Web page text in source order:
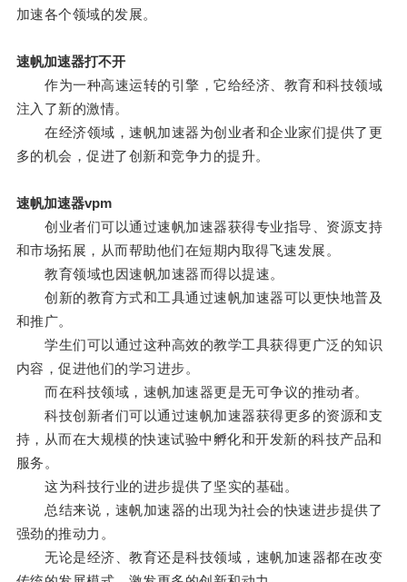
加速各个领域的发展。
速帆加速器打不开
作为一种高速运转的引擎，它给经济、教育和科技领域
注入了新的激情。
在经济领域，速帆加速器为创业者和企业家们提供了更
多的机会，促进了创新和竞争力的提升。
速帆加速器vpm
创业者们可以通过速帆加速器获得专业指导、资源支持
和市场拓展，从而帮助他们在短期内取得飞速发展。
教育领域也因速帆加速器而得以提速。
创新的教育方式和工具通过速帆加速器可以更快地普及
和推广。
学生们可以通过这种高效的教学工具获得更广泛的知识
内容，促进他们的学习进步。
而在科技领域，速帆加速器更是无可争议的推动者。
科技创新者们可以通过速帆加速器获得更多的资源和支
持，从而在大规模的快速试验中孵化和开发新的科技产品和
服务。
这为科技行业的进步提供了坚实的基础。
总结来说，速帆加速器的出现为社会的快速进步提供了
强劲的推动力。
无论是经济、教育还是科技领域，速帆加速器都在改变